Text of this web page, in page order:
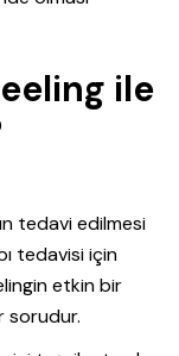
ile
tedavi edilmesi
tedavisi için
etkin bir
sorudur.